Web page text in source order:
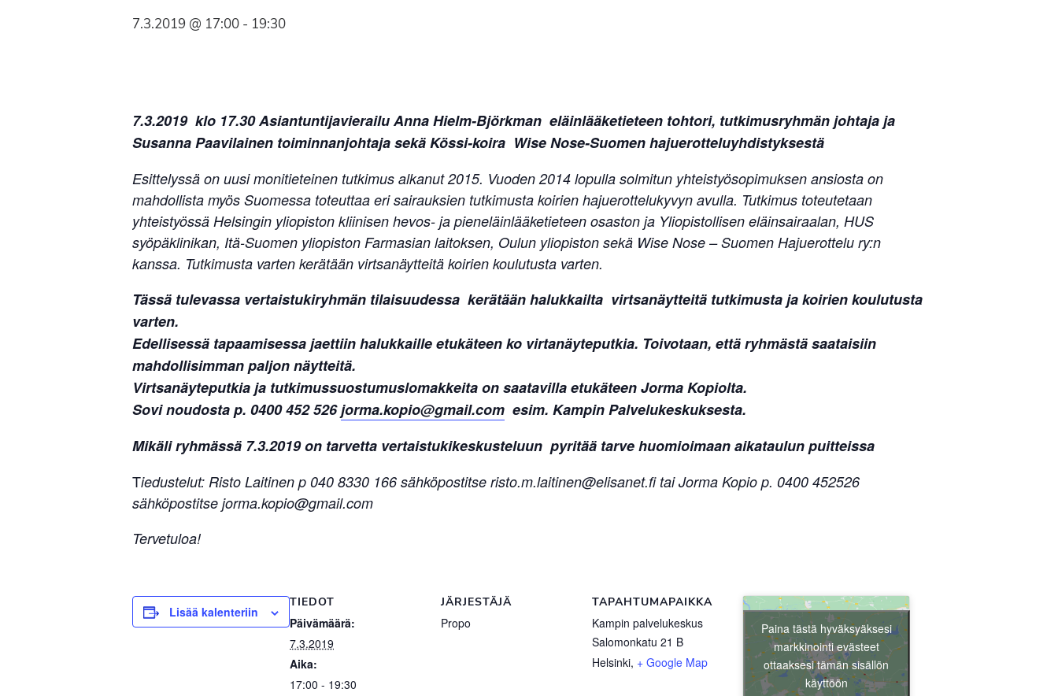
7.3.2019 @ 17:00 - 19:30
7.3.2019 klo 17.30 Asiantuntijavierailu Anna Hielm-Björkman eläinlääketieteen tohtori, tutkimusryhmän johtaja ja
Susanna Paavilainen toiminnanjohtaja sekä Kössi-koira Wise Nose-Suomen hajuerotteluyhdistyksestä
Esittelyssä on uusi monitieteinen tutkimus alkanut 2015. Vuoden 2014 lopulla solmitun yhteistyösopimuksen ansiosta on
mahdollista myös Suomessa toteuttaa eri sairauksien tutkimusta koirien hajuerottelukyvyn avulla. Tutkimus toteutetaan
yhteistyössä Helsingin yliopiston kliinisen hevos- ja pieneläinlääketieteen osaston ja Yliopistollisen eläinsairaalan, HUS
syöpäklinikan, Itä-Suomen yliopiston Farmasian laitoksen, Oulun yliopiston sekä Wise Nose – Suomen Hajuerottelu ry:n
kanssa. Tutkimusta varten kerätään virtsanäytteitä koirien koulutusta varten.
Tässä tulevassa vertaistukiryhmän tilaisuudessa kerätään halukkailta virtsanäytteitä tutkimusta ja koirien koulutusta
varten.
Edellisessä tapaamisessa jaettiin halukkaille etukäteen ko virtanäyteputkia. Toivotaan, että ryhmästä saataisiin
mahdollisimman paljon näytteitä.
Virtsanäyteputkia ja tutkimussuostumuslomakkeita on saatavilla etukäteen Jorma Kopiolta.
Sovi noudosta p. 0400 452 526jorma.kopio@gmail.com esim. Kampin Palvelukeskuksesta.
Mikäli ryhmässä 7.3.2019 on tarvetta vertaistukikeskusteluun pyritää tarve huomioimaan aikataulun puitteissa
Tiedustelut: Risto Laitinen p 040 8330 166 sähköpostitse risto.m.laitinen@elisanet.fi tai Jorma Kopio p. 0400 452526
sähköpostitse jorma.kopio@gmail.com
Tervetuloa!
Lisää kalenteriin
TIEDOT
Päivämäärä:
7.3.2019
Aika:
17:00 - 19:30
JÄRJESTÄJÄ
Propo
TAPAHTUMAPAIKKA
Kampin palvelukeskus
Salomonkatu 21 B
Helsinki, + Google Map
Paina tästä hyväksyäksesi
markkinointi evästeet
ottaaksesi tämän sisällön
käyttöön